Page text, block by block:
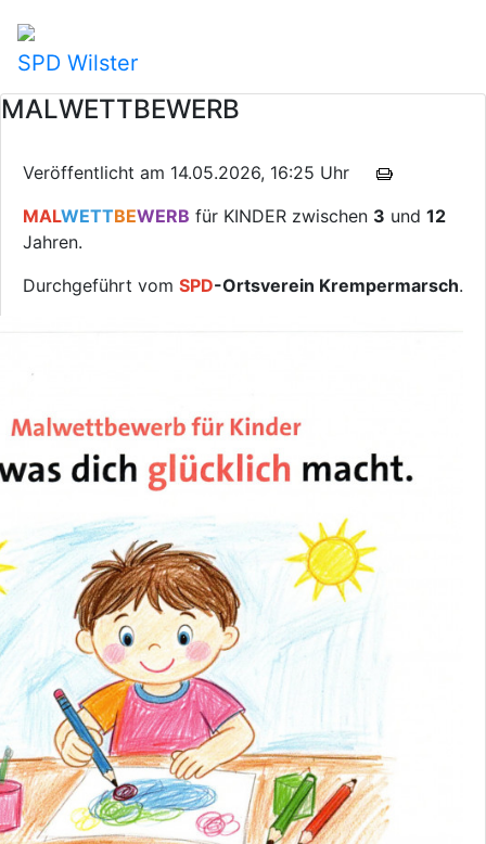
SPD Wilster
MALWETTBEWERB
Veröffentlicht am 14.05.2026, 16:25 Uhr
MALWETTBEWERB für KINDER zwischen 3 und 12
Jahren.
Durchgeführt vom SPD-Ortsverein Krempermarsch.